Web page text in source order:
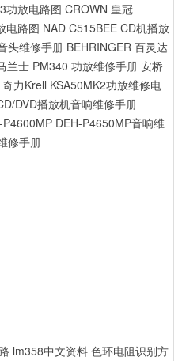
功放电路图 CROWN 皇冠
电路图 NAD C515BEE CD机播放
头维修手册 BEHRINGER 百灵达
兰士 PM340 功放维修手册 安桥
奇力Krell KSA50MK2功放维修电
DVD播放机音响维修手册
DEH-P4650MP音响维
修手册
lm358中文资料 色环电阻识别方